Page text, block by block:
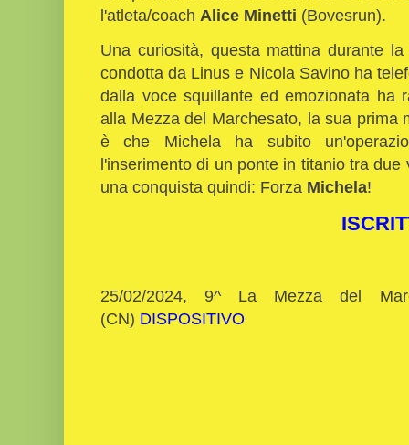
l'atleta/coach Alice Minetti (Bovesrun).
Una curiosità, questa mattina durante
condotta da Linus e Nicola Savino ha
dalla voce squillante ed emozionata ha
alla Mezza del Marchesato, la sua prima
è che Michela ha subito
l'inserimento di un ponte in titanio tra
una conquista quindi: Forza Michela!
25/02/2024, 9^ La Mezza del
(CN) DISPOSITIVO